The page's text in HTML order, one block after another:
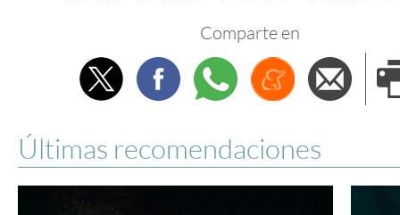
Comparte en
TwitterFacebookWhatsappMenéame
Últimas recomendaciones